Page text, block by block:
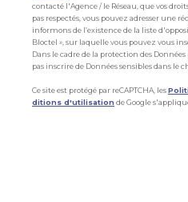
contacté l'Agence / le Réseau, que vos
pas respectés, vous pouvez adresser une
informons de l’existence de la liste
Bloctel », sur laquelle vous pouvez vous
Dans le cadre de la protection des
pas inscrire de Données sensibles dans le
Ce site est protégé par reCAPTCHA, les
ditions d'utilisation de Google